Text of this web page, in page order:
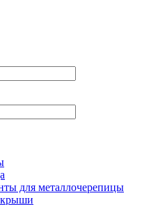
для металлочерепицы
крыши